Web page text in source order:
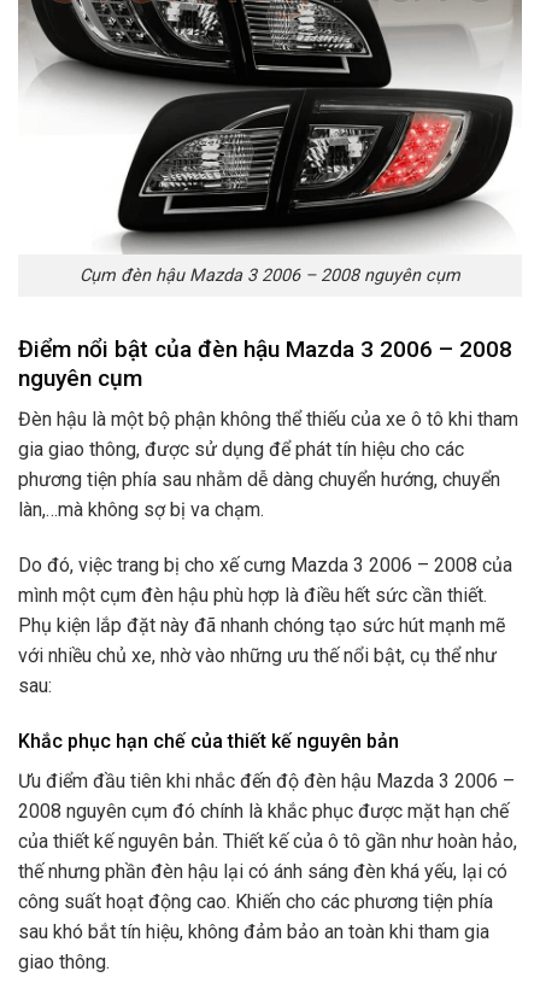
Cụm đèn hậu Mazda 3 2006 – 2008 nguyên cụm
Điểm nổi bật của đèn hậu Mazda 3 2006 – 2008
nguyên cụm
Đèn hậu là một bộ phận không thể thiếu của xe ô tô khi tham
gia giao thông, được sử dụng để phát tín hiệu cho các
phương tiện phía sau nhằm dễ dàng chuyển hướng, chuyển
làn,…mà không sợ bị va chạm.
Do đó, việc trang bị cho xế cưng Mazda 3 2006 – 2008 của
mình một cụm đèn hậu phù hợp là điều hết sức cần thiết.
Phụ kiện lắp đặt này đã nhanh chóng tạo sức hút mạnh mẽ
với nhiều chủ xe, nhờ vào những ưu thế nổi bật, cụ thể như
sau:
Khắc phục hạn chế của thiết kế nguyên bản
Ưu điểm đầu tiên khi nhắc đến độ đèn hậu Mazda 3 2006 –
2008 nguyên cụm đó chính là khắc phục được mặt hạn chế
của thiết kế nguyên bản. Thiết kế của ô tô gần như hoàn hảo,
thế nhưng phần đèn hậu lại có ánh sáng đèn khá yếu, lại có
công suất hoạt động cao. Khiến cho các phương tiện phía
sau khó bắt tín hiệu, không đảm bảo an toàn khi tham gia
giao thông.